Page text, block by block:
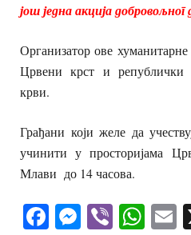
још једна акција
Организатор ове
Црвени крст и републички
крви.
Грађани који желе да
учинити у просторијама
Млави до 14 часова.
Facebook
Messenger
Viber